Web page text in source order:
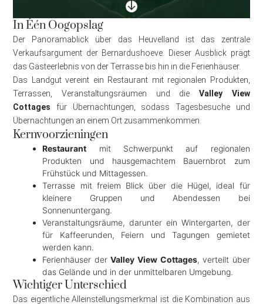
In Één Oogopslag
Der Panoramablick über das Heuvelland ist das zentrale
Verkaufsargument der Bernardushoeve. Dieser Ausblick prägt
das Gästeerlebnis von der Terrasse bis hin in die Ferienhäuser.
Das Landgut vereint ein Restaurant mit regionalen Produkten,
Terrassen, Veranstaltungsräumen und die Valley View
Cottages für Übernachtungen, sodass Tagesbesuche und
Übernachtungen an einem Ort zusammenkommen.
Kernvoorzieningen
Restaurant mit Schwerpunkt auf regionalen
Produkten und hausgemachtem Bauernbrot zum
Frühstück und Mittagessen.
Terrasse mit freiem Blick über die Hügel, ideal für
kleinere Gruppen und Abendessen bei
Sonnenuntergang.
Veranstaltungsräume, darunter ein Wintergarten, der
für Kaffeerunden, Feiern und Tagungen gemietet
werden kann.
Ferienhäuser derValley View Cottages, verteilt über
das Gelände und in der unmittelbaren Umgebung.
Wichtiger Unterschied
Das eigentliche Alleinstellungsmerkmal ist die Kombination aus